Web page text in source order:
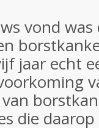
vond
jaar echt
die daarop